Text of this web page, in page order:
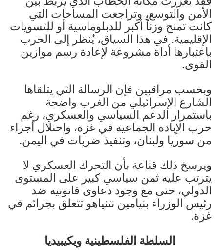
الأمن والتوسع، وتراجعت المساحات التي
كانت تمنح وزناً أكبر للدبلوماسية أو للتسويات
الإقليمية. في هذا السياق، يُنظر إلى الحرب
باعتبارها أداة مشروعة لإعادة رسم موازين
القوى.
وبحسب مراقبين فإن الرسالة التي يتلقاها
الشارع الإسرائيلي من الغرب واضحة
باستمرار الدعم السياسي والعسكري، رغم
حرب الإبادة الجماعية في غزة، واحتلال أجزاء
من سوريا ولبنان، وتنفيذ ضربات في اليمن.
ويرسخ ذلك قناعة بأن التحرك العسكري لا
يترتب عليه ثمن سياسي كبير على المستوى
الدولي، حتى مع وجود دعاوى قانونية ضد
رئيس الوزراء بنيامين نتنياهو تتعلق بجرائم في
غزة.
السلطة الفلسطينية ويكيبيديا